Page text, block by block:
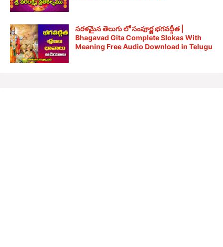
సరళమైన తెలుగు లో సంపూర్ణ భగవద్గీత |
Bhagavad Gita Complete Slokas With
Meaning Free Audio Download in Telugu